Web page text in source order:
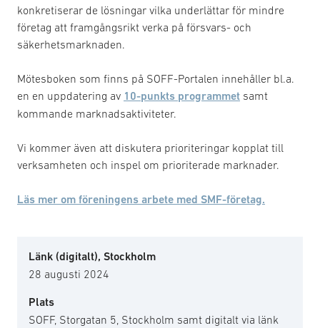
konkretiserar de lösningar vilka underlättar för mindre
företag att framgångsrikt verka på försvars- och
säkerhetsmarknaden.
Mötesboken som finns på SOFF-Portalen innehåller bl.a.
en en uppdatering av 10-punkts programmet samt
kommande marknadsaktiviteter.
Vi kommer även att diskutera prioriteringar kopplat till
verksamheten och inspel om prioriterade marknader.
Läs mer om föreningens arbete med SMF-företag.
Länk (digitalt), Stockholm
28 augusti 2024
Plats
SOFF, Storgatan 5, Stockholm samt digitalt via länk